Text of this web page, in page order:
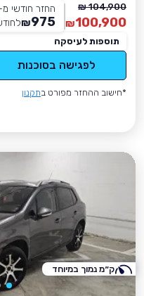
104,900 ₪
100,900
₪
החזר חודשי
975
₪
תוספות לעיסקה
לפגישה בסוכנות
*חישוב ההחזר מפורט בתקנון
ק״מ נמוך במיוחד